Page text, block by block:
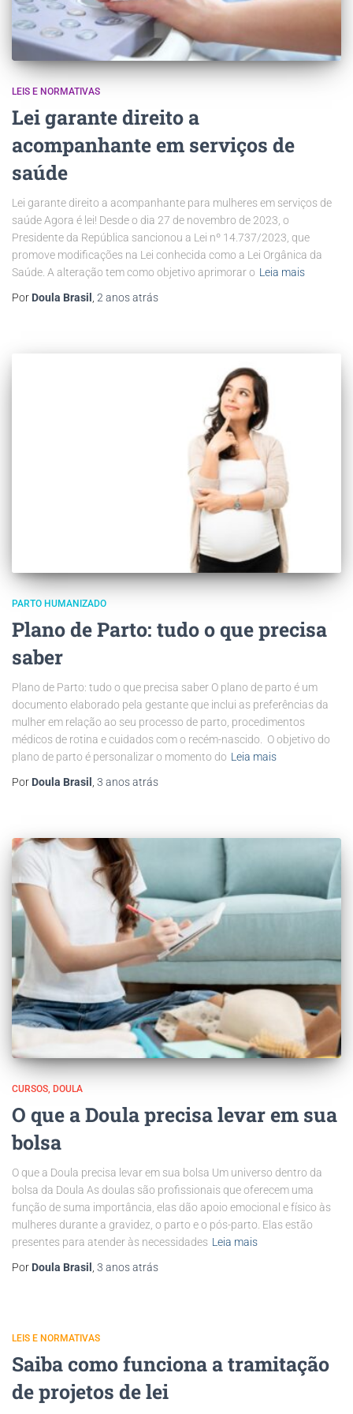
LEIS E NORMATIVAS
Lei garante direito a
acompanhante em serviços de
saúde
Lei garante direito a acompanhante para mulheres em serviços de
saúde Agora é lei! Desde o dia 27 de novembro de 2023, o
Presidente da República sancionou a Lei nº 14.737/2023, que
promove modificações na Lei conhecida como a Lei Orgânica da
Saúde. A alteração tem como objetivo aprimorar o Leia mais
Por Doula Brasil 2 anosatrás
PARTO HUMANIZADO
Plano de Parto: tudo o que precisa
saber
Plano de Parto: tudo o que precisa saber O plano de parto é um
documento elaborado pela gestante que inclui as preferências da
mulher em relação ao seu processo de parto, procedimentos
médicos de rotina e cuidados com o recém-nascido. O objetivo do
plano de parto é personalizar o momento do Leia mais
Por Doula Brasil , 3 anosatrás
CURSOS DOULA
O que a Doula precisa levar em sua
bolsa
O que a Doula precisa levar em sua bolsa Um universo dentro da
bolsa da Doula As doulas são profissionais que oferecem uma
função de suma importância, elas dão apoio emocional e físico às
mulheres durante a gravidez, o parto e o pós-parto. Elas estão
presentes para atender às necessidades Leia mais
Por Doula Brasil 3 anosatrás
LEIS E NORMATIVAS
Saiba como funciona a tramitação
de projetos de lei